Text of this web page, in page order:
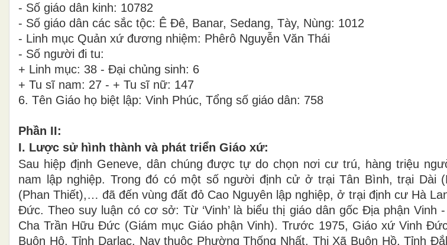
- Số giáo dân kinh: 10782
- Số giáo dân các sắc tộc: Ê Đê, Banar, Sedang, Tày, Nùng: 1012
- Linh mục Quản xứ đương nhiệm: Phêrô Nguyễn Văn Thái
- Số người đi tu:
+ Linh mục: 38 - Đại chủng sinh: 6
+ Tu sĩ nam: 27 - + Tu sĩ nữ: 147
6. Tên Giáo họ biệt lập: Vinh Phúc, Tổng số giáo dân: 758
Phần II:
I. Lược sử hình thành và phát triển Giáo xứ:
Sau hiệp định Geneve, dân chúng được tự do chọn nơi cư trú, hàng triệu
nam lập nghiệp. Trong đó có một số người định cử ở trại Tân Bình, trại Dài
(Phan Thiết),… đã đến vùng đất đỏ Cao Nguyên lập nghiệp, ở trại định cư Hà
Đức. Theo suy luận có cơ sở: Từ ‘Vinh’ là biểu thị giáo dân gốc Địa phận Vinh
Cha Trần Hữu Đức (Giám mục Giáo phận Vinh). Trước 1975, Giáo xứ Vinh
Buôn Hô, Tỉnh Darlac. Nay thuộc Phường Thống Nhất, Thị Xã Buôn Hồ, Tỉnh